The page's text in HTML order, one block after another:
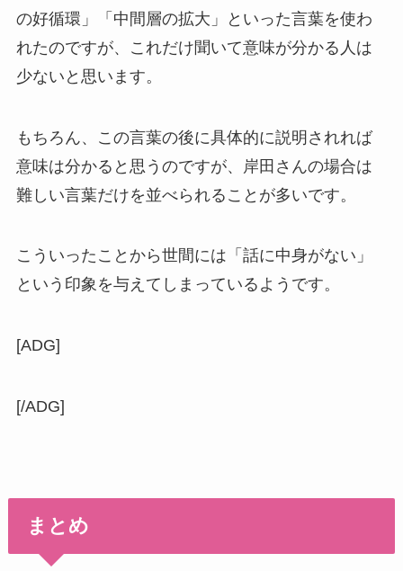
の好循環」「中間層の拡大」といった言葉を使わ
れたのですが、これだけ聞いて意味が分かる人は
少ないと思います。
もちろん、この言葉の後に具体的に説明されれば
意味は分かると思うのですが、岸田さんの場合は
難しい言葉だけを並べられることが多いです。
こういったことから世間には「話に中身がない」
という印象を与えてしまっているようです。
[ADG]
[/ADG]
まとめ